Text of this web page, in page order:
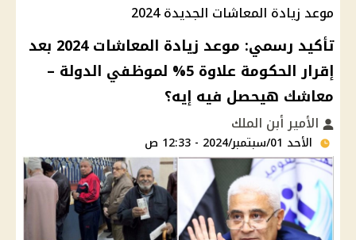
موعد زيادة المعاشات الجديدة 2024
تأكيد رسمي: موعد زيادة المعاشات 2024 بعد
إقرار الحكومة علاوة 5% لموظفي الدولة –
معاشك هيحصل فيه إيه؟
الأمير أبن الملك
الأحد 01/سبتمبر/2024 - 12:33 ص